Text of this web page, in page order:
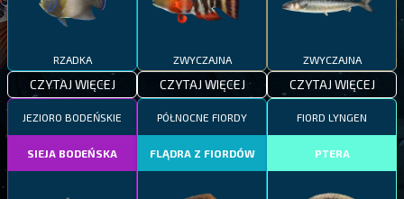
RZADKA
CZYTAJ WIĘCEJ
ZWYCZAJNA
CZYTAJ WIĘCEJ
ZWYCZAJNA
CZYTAJ WIĘCEJ
JEZIORO BODEŃSKIE
SIEJA BODEŃSKA
PÓŁNOCNE FIORDY
FLĄDRA Z FIORDÓW
FIORD LYNGEN
PTERA